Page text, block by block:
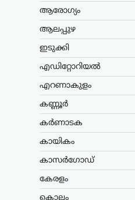
ആരോഗ്യം
ആലപ്പുഴ
ഇടുക്കി
എഡിറ്റോറിയൽ
എറണാകുളം
കണ്ണൂർ
കർണാടക
കായികം
കാസർഗോഡ്
കേരളം
കൊല്ലം
ഏറ്റവും